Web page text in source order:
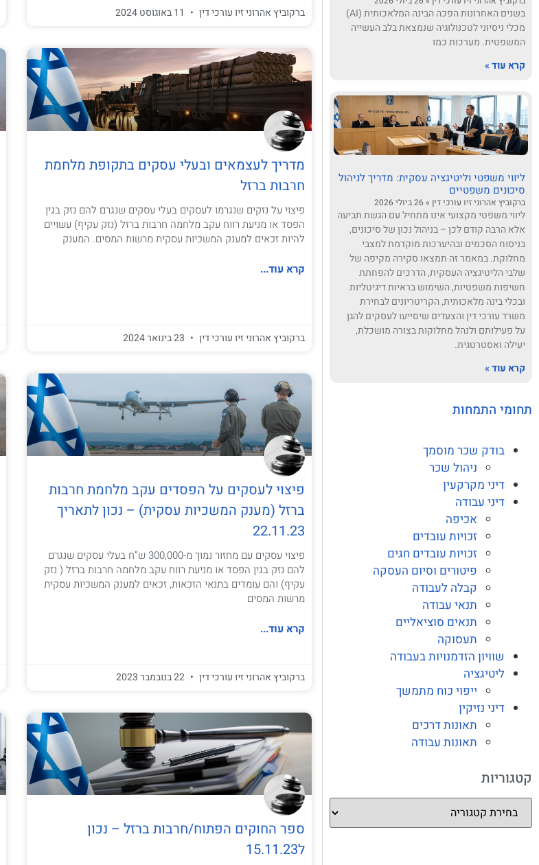
בשנים האחרונות הפכה הבינה המלאכותית (AI)
מכלי ניסיוני לטכנולוגיה שנמצאת בלב העשייה
המשפטית. מערכות כמו
קרא עוד »
ליווי משפטי וליטיגציה עסקית: מדריך לניהול
סיכונים משפטיים
ברקוביץ אהרוני זיו עורכי דין
ליווי משפטי מקצועי אינו מתחיל עם הגשת תביעה
אלא הרבה קודם לכן – בניהול נכון של סיכונים,
בניסוח הסכמים ובהיערכות מוקדמת למצבי
מחלוקת. במאמר זה תמצאו סקירה מקיפה של
שלבי הליטיגציה העסקית, הדרכים להפחתת
חשיפות משפטיות, השימוש בראיות דיגיטליות
ובכלי בינה מלאכותית, הקריטריונים לבחירת
משרד עורכי דין והצעדים שיסייעו לעסקים להגן
על פעילותם ולנהל מחלוקות בצורה מושכלת,
יעילה ואסטרטגית.
קרא עוד »
תחומי התמחות
בודק שכר מוסמך
ניהול שכר
דיני מקרקעין
דיני עבודה
אכיפה
זכויות עובדים
זכויות עובדים חגים
פיטורים וסיום העסקה
קבלה לעבודה
תנאי עבודה
תנאים סוציאליים
תעסוקה
שוויון הזדמנויות בעבודה
ליטיגציה
ייפוי כוח מתמשך
דיני נזיקין
תאונות דרכים
תאונות עבודה
קטגוריות
ברקוביץ אהרוני זיו עורכי דין
מדריך לעצמאים ובעלי עסקים בתקופת מלחמת
חרבות ברזל
פיצוי על נזקים שנגרמו לעסקים בעלי עסקים שנגרם להם נזק בגין
הפסד או מניעת רווח עקב מלחמה חרבות ברזל (נזק עקיף) עשויים
להיות זכאים למענק המשכיות עסקית מרשות המסים. המענק
קרא עוד...
ברקוביץ אהרוני זיו עורכי דין
פיצוי לעסקים על הפסדים עקב מלחמת חרבות
ברזל (מענק המשכיות עסקית) – נכון לתאריך
22.11.23
פיצוי עסקים עם מחזור נמוך מ-300,000 ש”ח בעלי עסקים שנגרם
להם נזק בגין הפסד או מניעת רווח עקב מלחמה חרבות ברזל ( נזק
עקיף) והם עומדים בתנאי הזכאות, זכאים למענק המשכיות עסקית
מרשות המסים
קרא עוד...
ברקוביץ אהרוני זיו עורכי דין 22 בנובמבר 2023
ספר החוקים הפתוח/חרבות ברזל – נכון
ל15.11.23